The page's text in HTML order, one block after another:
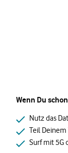
Wenn Du
Nutz das
Teil
Surf mit 5G